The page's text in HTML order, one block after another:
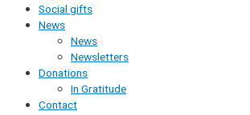
Social gifts
News
News
Newsletters
Donations
In Gratitude
Contact